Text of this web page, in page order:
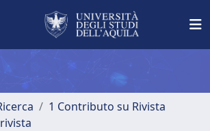
1 Contributo su Rivista